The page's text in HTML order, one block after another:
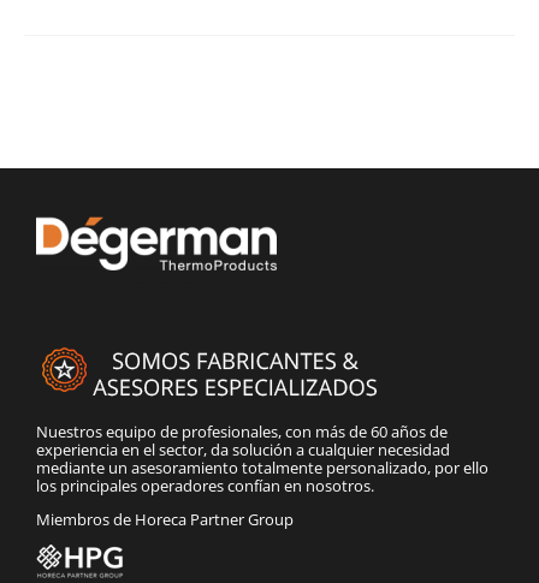
Nuestros equipo de profesionales, con más de 60 años de
experiencia en el sector, da solución a cualquier necesidad
mediante un asesoramiento totalmente personalizado, por ello
los principales operadores confían en nosotros.
Miembros de Horeca Partner Group